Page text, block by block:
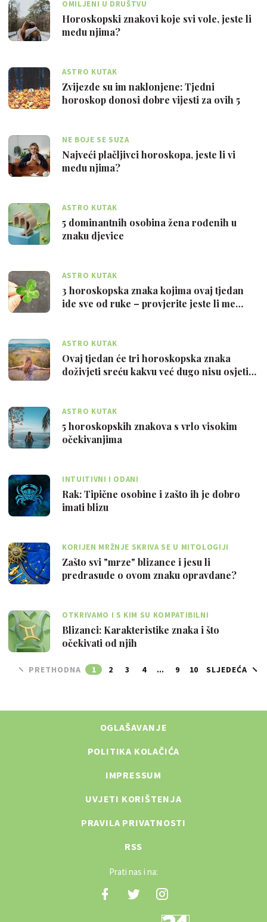
OMILJENI U DRUŠTVU
Horoskopski znakovi koje svi vole, jeste li
među njima?
ASTRO KUTAK
Zvijezde su im naklonjene: Tjedni
horoskop donosi dobre vijesti za ovih 5
NE BOJE SE SUZA
Najveći plačljivci horoskopa, jeste li vi
među njima?
ASTRO KUTAK
5 dominantnih osobina žena rođenih u
znaku djevice
ASTRO KUTAK
3 horoskopska znaka kojima ovaj tjedan
ide sve od ruke – provjerite jeste li me…
ASTRO KUTAK
Ovaj tjedan će tri horoskopska znaka
doživjeti sreću kakvu već dugo nisu osjeti…
ASTRO KUTAK
5 horoskopskih znakova s vrlo visokim
očekivanjima
INTUITIVNI I ODANI
Rak: Tipične osobine i zašto ih je dobro
imati blizu
KORIJEN MRŽNJE SKRIVA SE U MITOLOGIJI
Zašto svi "mrze" blizance i jesu li
predrasude o ovom znaku opravdane?
OTKRIVAMO I S KIM SU KOMPATIBILNI
Blizanci: Karakteristike znaka i što
očekivati od njih
PRETHODNA 1 2 3 4 ... 9 10 SLJEDEĆA
OGLAŠAVANJE
POLITIKA KOLAČIĆA
IMPRESSUM
UVJETI KORIŠTENJA
PRAVILA PRIVATNOSTI
RSS
Prati nas i na: